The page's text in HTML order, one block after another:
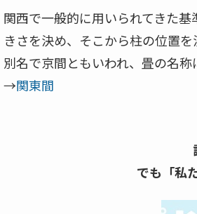
関西で一般的に用いられてきた
きさを決め、そこから柱の位置を
別名で京間ともいわれ、畳の名称
→関東間
でも「私